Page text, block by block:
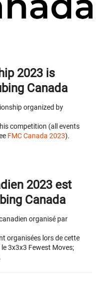
2023 is
Canada
organized by
competition (all events
FMC Canada 2023).
2023 est
Canada
organisé par
organisées lors de cette
3x3x3 Fewest Moves;